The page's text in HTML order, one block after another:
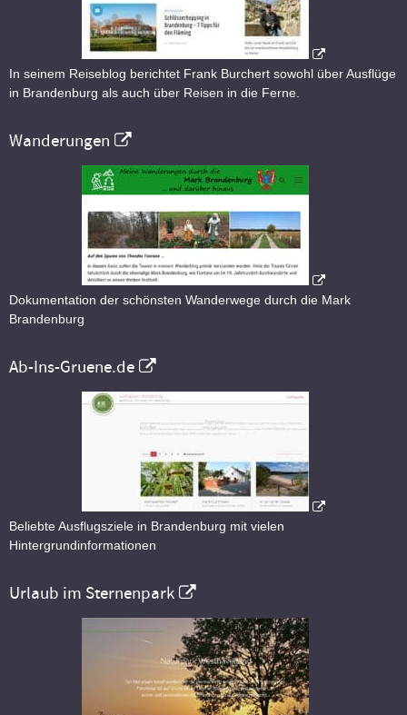
In seinem Reiseblog berichtet Frank Burchert sowohl über Ausflüge
in Brandenburg als auch über Reisen in die Ferne.
Wanderungen
Dokumentation der schönsten Wanderwege durch die Mark
Brandenburg
Ab-Ins-Gruene.de
Beliebte Ausflugsziele in Brandenburg mit vielen
Hintergrundinformationen
Urlaub im Sternenpark